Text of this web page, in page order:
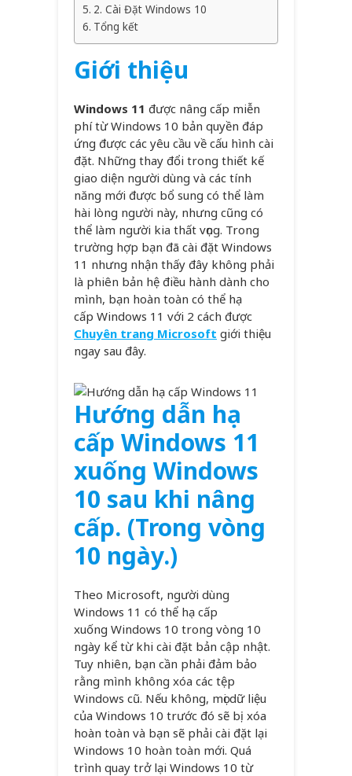
2. Cài Đặt Windows 10
Tổng kết
Giới thiệu
Windows 11 được nâng cấp miễn
phí từ Windows 10 bản quyền đáp
ứng được các yêu cầu về cấu hình cài
đặt. Những thay đổi trong thiết kế
giao diện người dùng và các tính
năng mới được bổ sung có thể làm
hài lòng người này, nhưng cũng có
thể làm người kia thất vọng. Trong
trường hợp bạn đã cài đặt Windows
11 nhưng nhận thấy đây không phải
là phiên bản hệ điều hành dành cho
mình, bạn hoàn toàn có thể hạ
cấp Windows 11 với 2 cách được
Chuyên trang Microsoft giới thiệu
ngay sau đây.
Hướng dẫn hạ
cấp Windows 11
xuống Windows
10 sau khi nâng
cấp. (Trong vòng
10 ngày.)
Theo Microsoft, người dùng
Windows 11 có thể hạ cấp
xuống Windows 10 trong vòng 10
ngày kể từ khi cài đặt bản cập nhật.
Tuy nhiên, bạn cần phải đảm bảo
rằng mình không xóa các tệp
Windows cũ. Nếu không, mọi dữ liệu
của Windows 10 trước đó sẽ bị xóa
hoàn toàn và bạn sẽ phải cài đặt lại
Windows 10 hoàn toàn mới. Quá
trình quay trở lại Windows 10 từ